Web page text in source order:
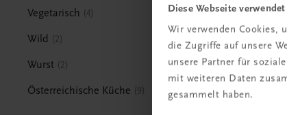
Diese Webseite
Wir verwenden Cookies,
die Zugriffe auf unsere
unsere Partner für
mit weiteren Daten
gesammelt haben.
Vegetarisch 4
Wild 2
Wurst 2
Österreichische Küche 9